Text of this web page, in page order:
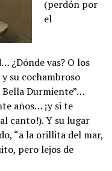
(perdón por
el
¿Dónde vas? O los
su cochambroso
Bella Durmiente”…
años… ¡y si te
canto!). Y su lugar
“a la orillita del mar,
pero lejos de